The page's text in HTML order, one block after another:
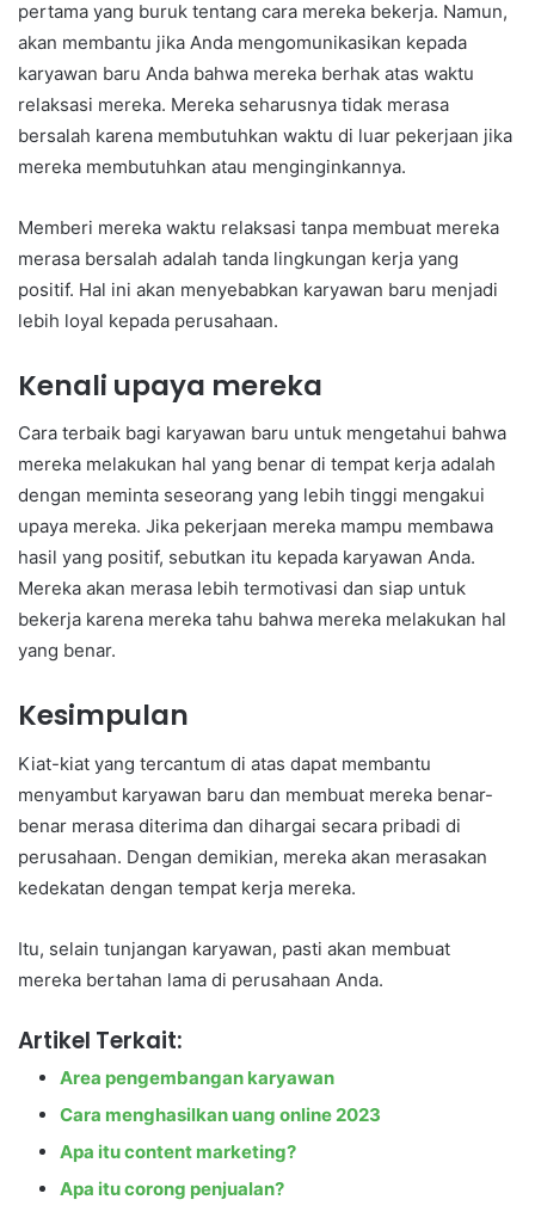
pertama yang buruk tentang cara mereka bekerja. Namun,
akan membantu jika Anda mengomunikasikan kepada
karyawan baru Anda bahwa mereka berhak atas waktu
relaksasi mereka. Mereka seharusnya tidak merasa
bersalah karena membutuhkan waktu di luar pekerjaan jika
mereka membutuhkan atau menginginkannya.
Memberi mereka waktu relaksasi tanpa membuat mereka
merasa bersalah adalah tanda lingkungan kerja yang
positif. Hal ini akan menyebabkan karyawan baru menjadi
lebih loyal kepada perusahaan.
Kenali upaya mereka
Cara terbaik bagi karyawan baru untuk mengetahui bahwa
mereka melakukan hal yang benar di tempat kerja adalah
dengan meminta seseorang yang lebih tinggi mengakui
upaya mereka. Jika pekerjaan mereka mampu membawa
hasil yang positif, sebutkan itu kepada karyawan Anda.
Mereka akan merasa lebih termotivasi dan siap untuk
bekerja karena mereka tahu bahwa mereka melakukan hal
yang benar.
Kesimpulan
Kiat-kiat yang tercantum di atas dapat membantu
menyambut karyawan baru dan membuat mereka benar-
benar merasa diterima dan dihargai secara pribadi di
perusahaan. Dengan demikian, mereka akan merasakan
kedekatan dengan tempat kerja mereka.
Itu, selain tunjangan karyawan, pasti akan membuat
mereka bertahan lama di perusahaan Anda.
Artikel Terkait:
Area pengembangan karyawan
Cara menghasilkan uang online 2023
Apa itu content marketing?
Apa itu corong penjualan?